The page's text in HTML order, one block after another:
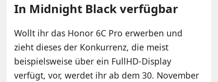
In Midnight Black verfügbar
Wollt ihr das Honor 6C Pro erwerben und
zieht dieses der Konkurrenz, die meist
beispielsweise über ein FullHD-Display
verfügt, vor, werdet ihr ab dem 30. November